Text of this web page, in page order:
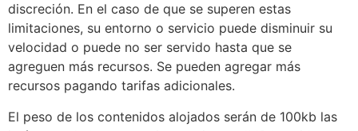
discreción. En el caso de que se superen estas
limitaciones, su entorno o servicio puede disminuir su
velocidad o puede no ser servido hasta que se
agreguen más recursos. Se pueden agregar más
recursos pagando tarifas adicionales.
El peso de los contenidos alojados serán de 100kb las